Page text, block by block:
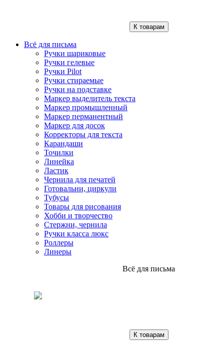
К товарам
Всё для письма
Ручки шариковые
Ручки гелевые
Ручки Pilot
Ручки стираемые
Ручки на подставке
Маркер выделитель текста
Маркер промышленный
Маркер перманентный
Маркер для досок
Корректоры для текста
Карандаши
Точилки
Линейка
Ластик
Чернила для печатей
Готовальни, циркули
Тубусы
Товары для рисования
Хобби и творчество
Стержни, чернила
Ручки класса люкс
Роллеры
Линеры
Всё для письма
К товарам